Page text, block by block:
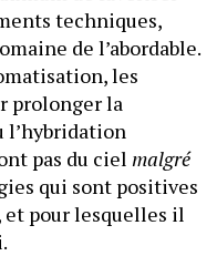
techniques,
de l’abordable.
les
prolonger la
l’hybridation
pas du ciel malgré
qui sont positives
pour lesquelles il